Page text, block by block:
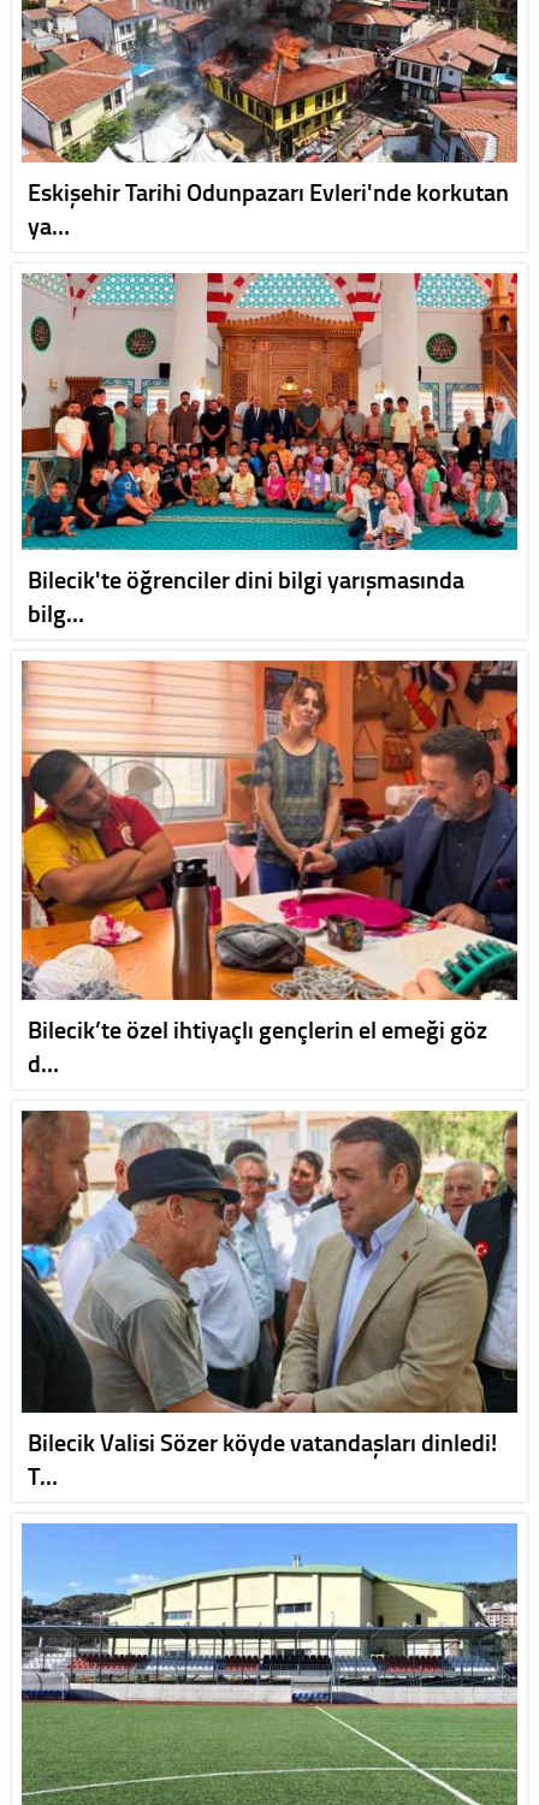
Eskişehir Tarihi Odunpazarı Evleri'nde korkutan
ya…
Bilecik'te öğrenciler dini bilgi yarışmasında
bilg…
Bilecik’te özel ihtiyaçlı gençlerin el emeği göz
d…
Bilecik Valisi Sözer köyde vatandaşları dinledi!
T…